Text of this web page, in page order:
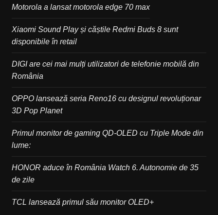
Motorola a lansat motorola edge 70 max
Xiaomi Sound Play și căștile Redmi Buds 8 sunt
disponibile în retail
DIGI are cei mai mulți utilizatori de telefonie mobilă din
România
OPPO lansează seria Reno16 cu designul revoluționar
3D Pop Planet
Primul monitor de gaming QD-OLED cu Triple Mode din
lume:
HONOR aduce în România Watch 6. Autonomie de 35
de zile
TCL lansează primul său monitor OLED+